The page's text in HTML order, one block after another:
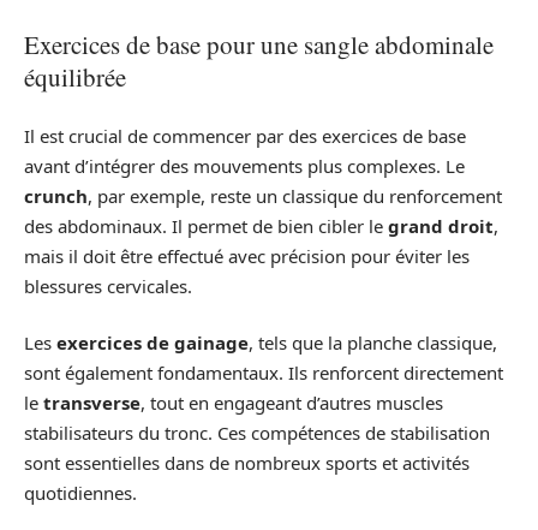
Exercices de base pour une sangle abdominale
équilibrée
Il est crucial de commencer par des exercices de base
avant d’intégrer des mouvements plus complexes. Le
crunch, par exemple, reste un classique du renforcement
des abdominaux. Il permet de bien cibler le grand droit,
mais il doit être effectué avec précision pour éviter les
blessures cervicales.
Les exercices de gainage, tels que la planche classique,
sont également fondamentaux. Ils renforcent directement
le transverse, tout en engageant d’autres muscles
stabilisateurs du tronc. Ces compétences de stabilisation
sont essentielles dans de nombreux sports et activités
quotidiennes.